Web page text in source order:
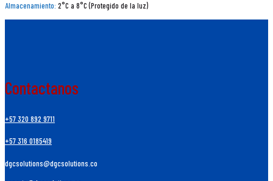
Almacenamiento: 2°C a 8°C (Protegido de la luz)
Contactanos
+57 320 892 9711
+57 316 0185419
dgcsolutions@dgcsolutions.co